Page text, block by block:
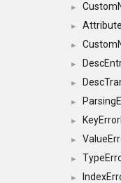
►
►
►
►
►
►
►
►
►
►